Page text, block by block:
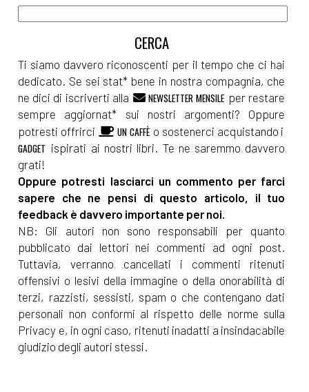
Ti siamo davvero riconoscenti per il tempo che ci hai
dedicato. Se sei stat* bene in nostra compagnia, che
ne dici di iscriverti alla
NEWSLETTER MENSILE per restare
sempre aggiornat* sui nostri argomenti? Oppure
potresti offrirci
UN CAFFÈ o sostenerci acquistando i
GADGET ispirati ai nostri libri. Te ne saremmo davvero
grati!
Oppure potresti lasciarci un commento per farci
sapere che ne pensi di questo articolo, il tuo
feedback è davvero importante per noi.
NB: Gli autori non sono responsabili per quanto
pubblicato dai lettori nei commenti ad ogni post.
Tuttavia, verranno cancellati i commenti ritenuti
offensivi o lesivi della immagine o della onorabilità di
terzi, razzisti, sessisti, spam o che contengano dati
personali non conformi al rispetto delle norme sulla
Privacy e, in ogni caso, ritenuti inadatti a insindacabile
giudizio degli autori stessi.